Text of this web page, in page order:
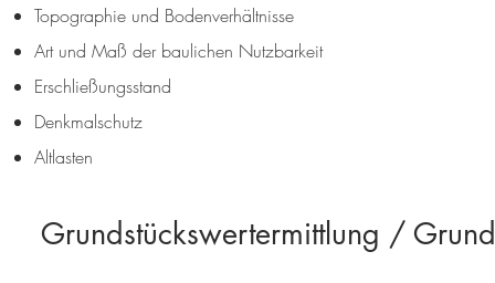
Topographie und Bodenverhältnisse
Art und Maß der baulichen Nutzbarkeit
Erschließungsstand
Denkmalschutz
Altlasten
Grundstückswertermittlung /